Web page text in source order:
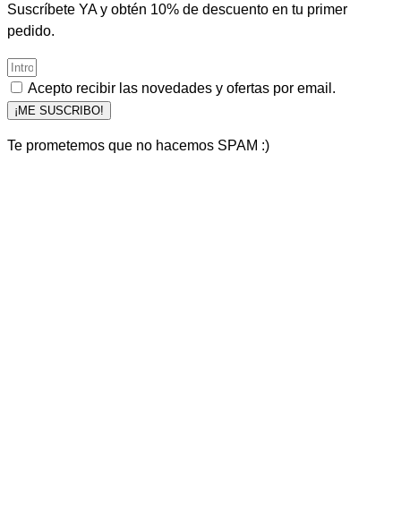
Suscríbete YA y obtén 10% de descuento en tu primer
pedido.
Acepto recibir las novedades y ofertas por email.
¡ME SUSCRIBO!
Te prometemos que no hacemos SPAM :)